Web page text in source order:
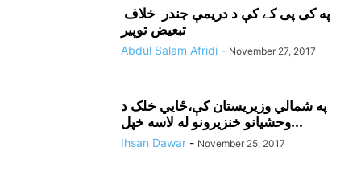
په کی پی کے کې د دريمې جندر خلاف
تبعيض توپير
Abdul Salam Afridi - November 27, 2017
په شمالي وزيريستان کې،ځايي خلک د
وحشيانو خنزيرونو له لاسه خپل...
Ihsan Dawar - November 25, 2017